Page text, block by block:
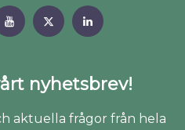
nyhetsbrev!
aktuella frågor från hela